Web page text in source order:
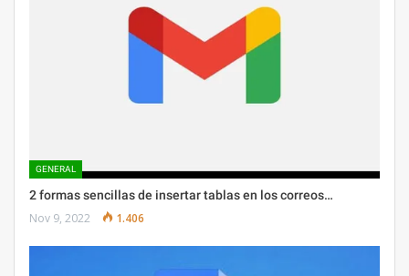
GENERAL
2 formas sencillas de insertar tablas en los correos…
Nov 9, 2022 1.406